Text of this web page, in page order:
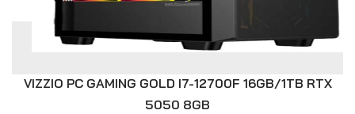
VIZZIO PC GAMING GOLD I7-12700F 16GB/1TB RTX
5050 8GB